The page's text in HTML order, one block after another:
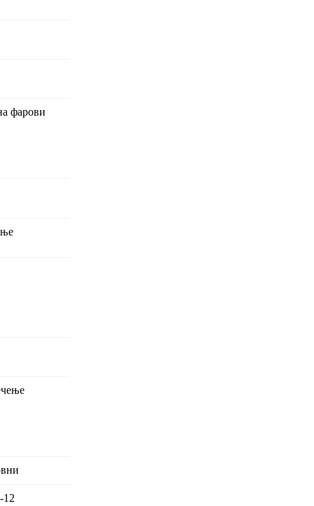
фарови
12